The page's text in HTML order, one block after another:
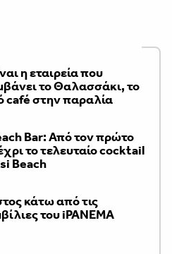
η εταιρεία που
το Θαλασσάκι, το
café στην παραλία
Bar: Από τον πρώτο
το τελευταίο cocktail
Beach
κάτω από τις
του iPANEMA